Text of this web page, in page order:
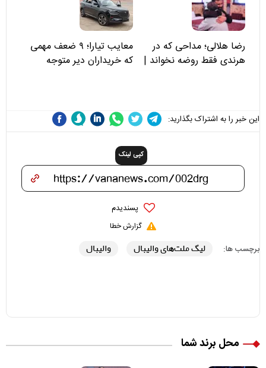
رضا هلالی؛ مداحی که در
هرندی فقط روضه نخواند |
معایب تیارا؛ ۹ ضعف مهمی
که خریداران دیر متوجه
این خبر را به اشتراک بگذارید:
کپی لینک
پسندیدم
گزارش خطا
برچسب ها: لیگ ملت‌های والیبال والیبال
محل برند شما